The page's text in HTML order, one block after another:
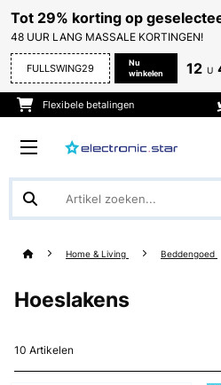
Tot 29% korting op
48 UUR LANG MASSALE KORTINGEN!
FULLSWING29
Nu
winkelen
12 U
Flexibele betalingen
Home & Living Beddengoed
Hoeslakens
10 Artikelen